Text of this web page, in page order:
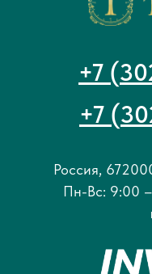
Россия,
Пн-Вс: 9:00
+7
+7